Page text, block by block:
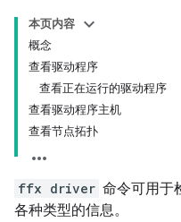
本页内容
概念
查看驱动程序
查看正在运行的驱动程序
查看驱动程序主机
查看节点拓扑
ffx driver 命令可用于
各种类型的信息。